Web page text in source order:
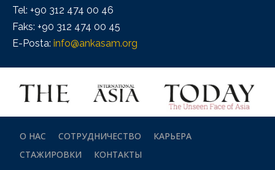
Tel: +90 312 474 00 46
Faks: +90 312 474 00 45
E-Posta: info@ankasam.org
О НАС СОТРУДНИЧЕСТВО
КАРЬЕРА
СТАЖИРОВКИ
КОНТАКТЫ